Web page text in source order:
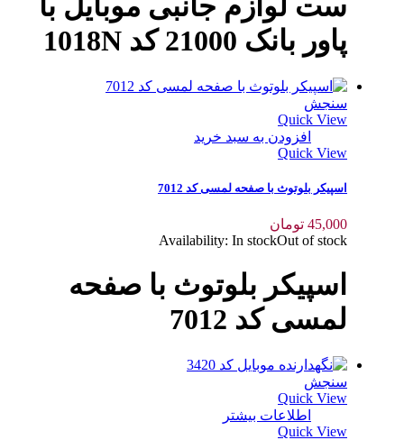
پاور بانک 21000 کد 1018N
سنجش
Quick View
افزودن به سبد خرید
Quick View
اسپیکر بلوتوث با صفحه لمسی کد 7012
45,000 تومان
Availability:In stockOut of stock
اسپیکر بلوتوث با صفحه
لمسی کد 7012
سنجش
Quick View
اطلاعات بیشتر
Quick View